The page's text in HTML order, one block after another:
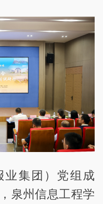
业集团）党组成
泉州信息工程学